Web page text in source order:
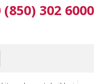
(850) 302 6000